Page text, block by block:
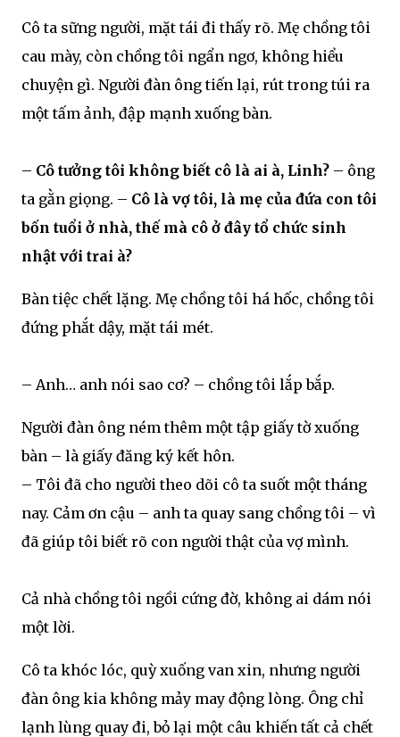
Cô ta sững người, mặt tái đi thấy rõ. Mẹ chồng tôi
cau mày, còn chồng tôi ngẩn ngơ, không hiểu
chuyện gì. Người đàn ông tiến lại, rút trong túi ra
một tấm ảnh, đập mạnh xuống bàn.
– Cô tưởng tôi không biết cô là ai à, Linh? – ông
ta gằn giọng. – Cô là vợ tôi, là mẹ của đứa con tôi
bốn tuổi ở nhà, thế mà cô ở đây tổ chức sinh
nhật với trai à?
Bàn tiệc chết lặng. Mẹ chồng tôi há hốc, chồng tôi
đứng phắt dậy, mặt tái mét.
– Anh… anh nói sao cơ? – chồng tôi lắp bắp.
Người đàn ông ném thêm một tập giấy tờ xuống
bàn – là giấy đăng ký kết hôn.
– Tôi đã cho người theo dõi cô ta suốt một tháng
nay. Cảm ơn cậu – anh ta quay sang chồng tôi – vì
đã giúp tôi biết rõ con người thật của vợ mình.
Cả nhà chồng tôi ngồi cứng đờ, không ai dám nói
một lời.
Cô ta khóc lóc, quỳ xuống van xin, nhưng người
đàn ông kia không mảy may động lòng. Ông chỉ
lạnh lùng quay đi, bỏ lại một câu khiến tất cả chết